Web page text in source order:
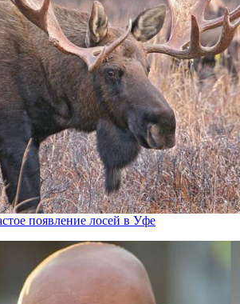
появление лосей в Уфе